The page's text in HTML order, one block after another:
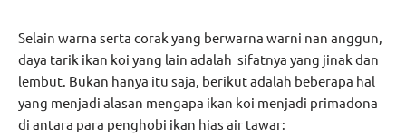
Selain warna serta corak yang berwarna warni nan anggun,
daya tarik ikan koi yang lain adalah sifatnya yang jinak dan
lembut. Bukan hanya itu saja, berikut adalah beberapa hal
yang menjadi alasan mengapa ikan koi menjadi primadona
di antara para penghobi ikan hias air tawar: